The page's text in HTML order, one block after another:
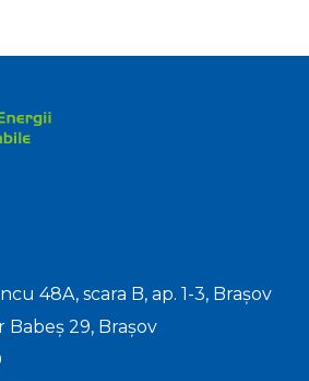
48A, scara B, ap. 1-3, Brașov
Babeș 29, Brașov